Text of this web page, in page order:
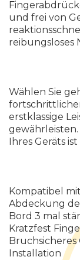
und frei von
reibungsloses
Wählen Sie
erstklassige
Ihres Geräts
Kompatibel
Abdeckung
Bord 3 mal
Kratzfest
Bruchsicheres
Installation